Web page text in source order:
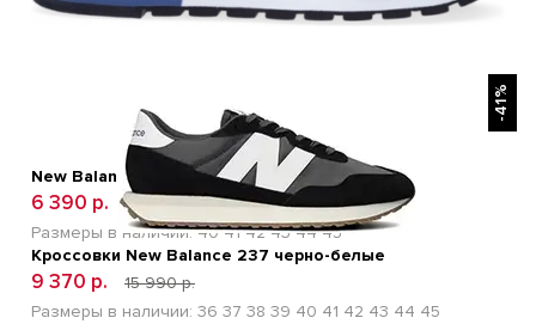
New Balance 996 Бело-синие
6 390 р.
12 600 р.
Размеры в наличии:40 41 42 43 44 45
-41%
Кроссовки New Balance 237 черно-белые
9 370 р.
15 990 р.
Размеры в наличии: 36 37 38 39 40 41 42 43 44 45